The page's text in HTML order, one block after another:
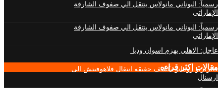
رسمياً: اليوناني مانولاس ينتقل الي صفوف الشارقة
الإماراتي
رسمياً: اليوناني مانولاس ينتقل الي صفوف الشارقة
الإماراتي
عاجل: الاهلي يهزم اسوان وديا
مقالات اكثر قراءه
فابريزيو رومانو يكشف حقيقه انتقال فلاهوفيتش الى
ارسنال